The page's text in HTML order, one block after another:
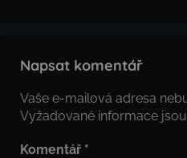
Napsat komentář
Vaše e-mailová adresa
Vyžadované informace
Komentář *